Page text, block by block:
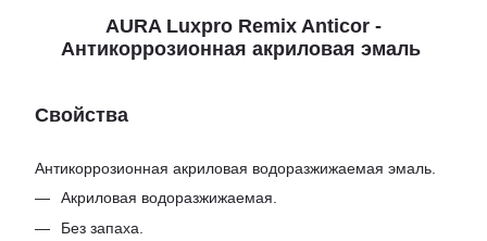
AURA Luxpro Remix Anticor -
Антикоррозионная акриловая эмаль
Свойства
Антикоррозионная акриловая водоразжижаемая эмаль.
Акриловая водоразжижаемая.
Без запаха.